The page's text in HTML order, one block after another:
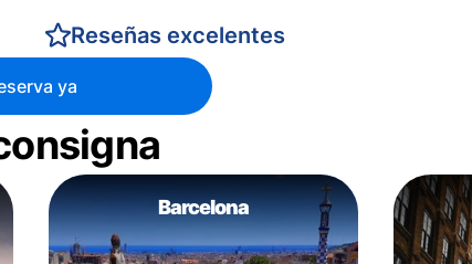
Reseñas excelentes
ya
Barcelona